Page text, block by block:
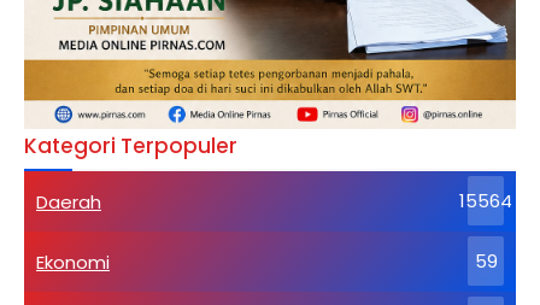
Kategori Terpopuler
Daerah 15564
Ekonomi 59